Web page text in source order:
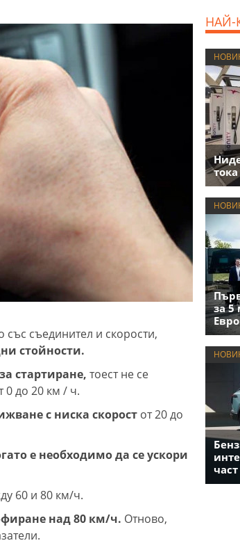
със съединител и скорости,
стойности.
стартиране, тоест не се
0 до 20 км / ч.
с ниска скорост от 20 до
е необходимо да се ускори
60 и 80 км/ч.
над 80 км/ч. Отново,
НАЙ-
за 5
част